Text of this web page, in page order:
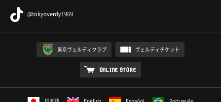
@tokyoverdy1969
東京ヴェルディクラブ ヴェルディチケット
ONLINE STORE